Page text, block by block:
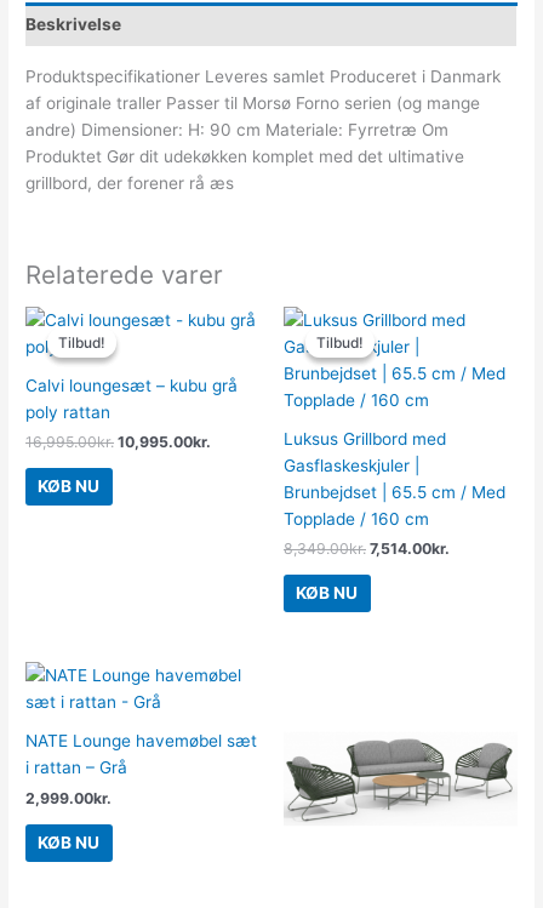
Beskrivelse
Produktspecifikationer Leveres samlet Produceret i Danmark
af originale traller Passer til Morsø Forno serien (og mange
andre) Dimensioner: H: 90 cm Materiale: Fyrretræ Om
Produktet Gør dit udekøkken komplet med det ultimative
grillbord, der forener rå æs
Relaterede varer
Tilbud!
Tilbud!
Calvi loungesæt – kubu grå
poly rattan
16,995.00kr.
Den
oprindelige
16,995.00kr..
10,995.00kr.
Den
aktuelle
10,995.00kr..
KØB NU
Tilbud!
Tilbud!
Luksus Grillbord med
Gasflaskeskjuler |
Brunbejdset | 65.5 cm / Med
Topplade / 160 cm
8,349.00kr.
Den
oprindelige
pris
var:
8,349.00kr..
7,514.00kr.
Den
aktuelle
er:
KØB NU
NATE Lounge havemøbel sæt
i rattan – Grå
2,999.00kr.
KØB NU